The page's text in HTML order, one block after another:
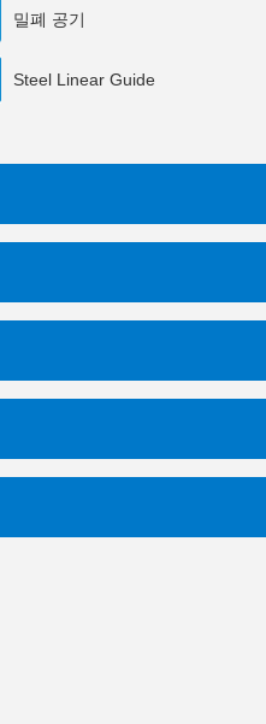
밀폐 공기
Steel Linear Guide